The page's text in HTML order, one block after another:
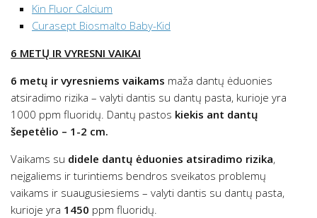
Kin Fluor Calcium
Curasept Biosmalto Baby-Kid
6 METŲ IR VYRESNI VAIKAI
6 metų ir vyresniems vaikams maža dantų ėduonies
atsiradimo rizika – valyti dantis su dantų pasta, kurioje yra
1000 ppm fluoridų. Dantų pastos kiekis ant dantų
šepetėlio – 1-2 cm.
Vaikams su didele dantų ėduonies atsiradimo rizika,
neįgaliems ir turintiems bendros sveikatos problemų
vaikams ir suaugusiesiems – valyti dantis su dantų pasta,
kurioje yra 1450 ppm fluoridų.